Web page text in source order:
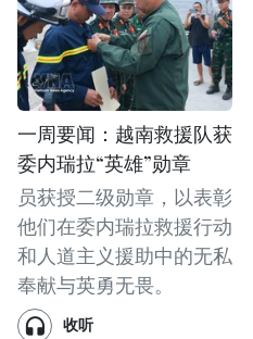
一周要闻：越南救援队获
委内瑞拉“英雄”勋章
员获授二级勋章，以表彰
他们在委内瑞拉救援行动
和人道主义援助中的无私
奉献与英勇无畏。
收听